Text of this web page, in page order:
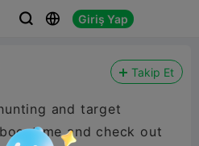
  Giriş Yap
Takip Et
and target
me and check out